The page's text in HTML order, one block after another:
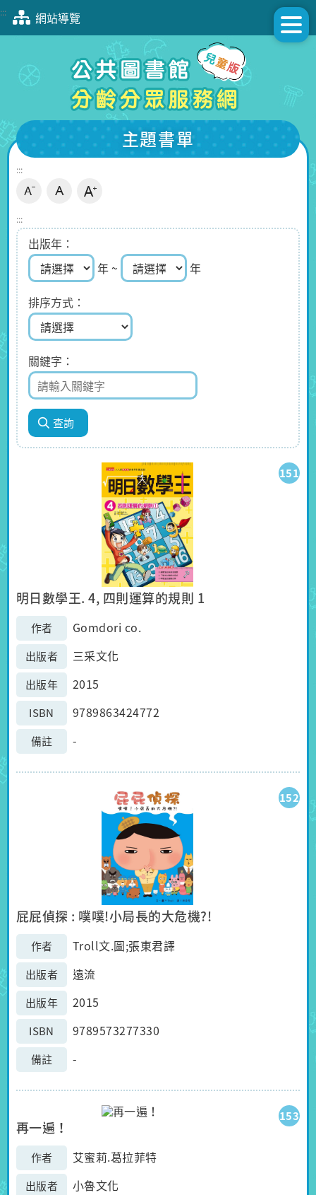
跳
塊
::: 網站導覽
主題書單
:::
:::
出版年
年 ~
年
排序方式
關鍵字
151
明日數學王. 4, 四則運算的規則 1
作者 Gomdori co.
出版者 三采文化
出版年 2015
ISBN 9789863424772
備註 -
152
屁屁偵探 : 噗噗!小局長的大危機?!
作者 Troll文.圖;張東君譯
出版者 遠流
出版年 2015
ISBN 9789573277330
備註 -
153
再一遍！
作者 艾蜜莉.葛拉菲特
出版者 小魯文化